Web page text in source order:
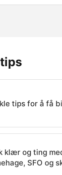
tips for å få
klær og ting
SFO og